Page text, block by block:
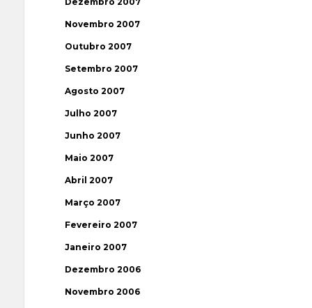
Novembro 2007
Outubro 2007
Setembro 2007
Agosto 2007
Julho 2007
Junho 2007
Maio 2007
Abril 2007
Março 2007
Fevereiro 2007
Janeiro 2007
Dezembro 2006
Novembro 2006